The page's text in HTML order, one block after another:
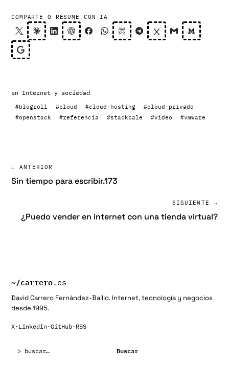
COMPARTE O RESUME CON IA
en Internet y sociedad
#blogroll #cloud #cloud-hosting
#cloud-privado
#openstack
#referencia #stackcale #video #vmware
← ANTERIOR
Sin tiempo para escribir.173
SIGUIENTE →
¿Puedo vender en internet con una tienda virtual?
~/carrero.es
David Carrero Fernández-Baillo. Internet, tecnología y negocios
desde 1995.
X· LinkedIn·GitHub· RSS
Buscar